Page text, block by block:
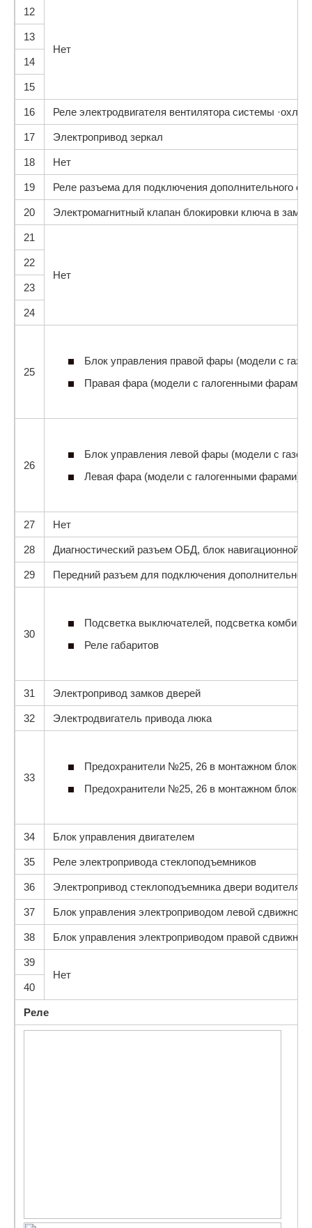
12
Нет
13
14
15
16 Реле электродвигателя вентилятора системы
17 Электропривод зеркал
18 Нет
19 Реле разъема для подключения дополнительного
20 Электромагнитный клапан блокировки ключа в
21
Нет
22
23
24
25
Блок управления правой фары (модели с
Правая фара (модели с галогенными фарами)
26
Блок управления левой фары (модели с
Левая фара (модели с галогенными фарами)
27 Нет
28 Диагностический разъем ОБД, блок навигационной
29 Передний разъем для подключения
30
Подсветка выключателей, подсветка
Реле габаритов
31 Электропривод замков дверей
32 Электродвигатель привода люка
33
Предохранители №25, 26 в монтажном блоке
Предохранители №25, 26 в монтажном блоке
34 Блок управления двигателем
35 Реле электропривода стеклоподъемников
36 Электропривод стеклоподъемника двери водителя
37 Блок управления электроприводом левой сдвижной
38 Блок управления электроприводом правой сдвижной
39
Нет
40
Реле